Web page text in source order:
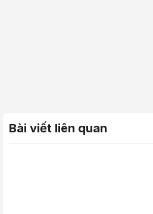
Bài viết liên quan